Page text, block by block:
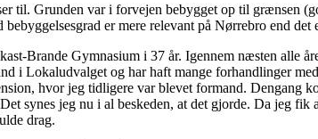
til. Grunden var i forvejen bebygget op til grænsen
er mere relevant på Nørrebro end
Brande Gymnasium i 37 år. Igennem næsten alle
i Lokaludvalget og har haft mange forhandlinger
hvor jeg tidligere var blevet formand. Dengang
synes jeg nu i al beskeden, at det gjorde. Da jeg
drag.